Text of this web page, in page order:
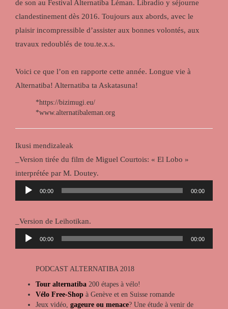
de son au Festival Alternatiba Léman. Libradio y séjourne
clandestinement dès 2016. Toujours aux abords, avec le
plaisir incompressible d’assister aux bonnes volontés, aux
travaux redoublés de tou.te.x.s.
Voici ce que l’on en rapporte cette année. Longue vie à
Alternatiba! Alternatiba ta Askatasuna!
*https://bizimugi.eu/
*www.alternatibaleman.org
Ikusi mendizaleak
_Version tirée du film de Miguel Courtois: « El Lobo »
interprétée par M. Doutey.
Lecteur
audio
00:00 00:00
_Version de Leihotikan.
Lecteur
audio
00:00 00:00
PODCAST ALTERNATIBA 2018
Tour alternatiba 200 étapes à vélo!
Vélo Free-Shop à Genève et en Suisse romande
Jeux vidéo, gageure ou menace? Une étude à venir de